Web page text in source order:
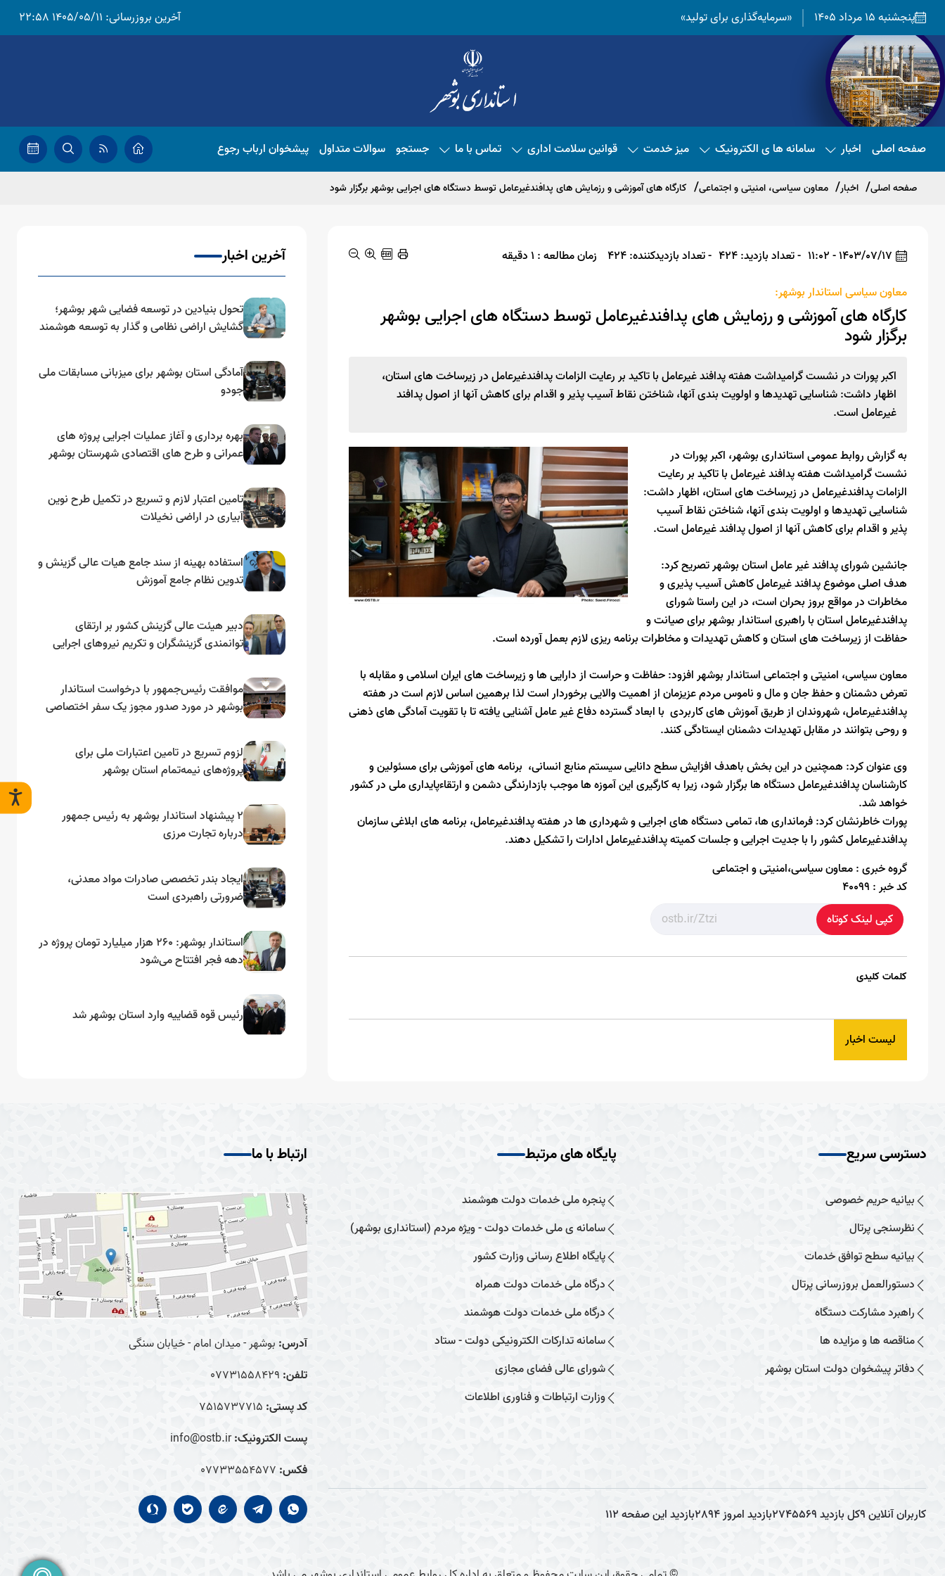
پنجشنبه 15 مرداد 1405 «سرمایه‌گذاری برای تولید» آخرین بروزرسانی: 1405/05/11 22:58
صفحه اصلی اخبار سامانه ها ی الکترونیک میز خدمت قوانین سلامت اداری تماس با ما جستجو سوالات متداول پیشخوان ارباب رجوع
صفحه اصلی اخبار معاون سیاسی، امنیتی و اجتماعی کارگاه های آموزشی و رزمایش های پدافندغیرعامل توسط دستگاه های اجرایی بوشهر برگزار شود
1403/07/17 - 11:02 - تعداد بازدید: 424 - تعداد بازدیدکننده: 424
زمان مطالعه : 1 دقیقه
معاون سیاسی استاندار بوشهر:
کارگاه های آموزشی و رزمایش های پدافندغیرعامل توسط دستگاه های اجرایی بوشهر
برگزار شود
اکبر پورات در نشست گرامیداشت هفته پدافند غیرعامل با تاکید بر رعایت الزامات پدافندغیرعامل در زیرساخت های استان،
اظهار داشت: شناسایی تهدیدها و اولویت بندی آنها، شناختن نقاط آسیب پذیر و اقدام برای کاهش آنها از اصول پدافند
غیرعامل است.
به گزارش روابط عمومی استانداری بوشهر، اکبر پورات در
نشست گرامیداشت هفته پدافند غیرعامل با تاکید بر رعایت
الزامات پدافندغیرعامل در زیرساخت های استان، اظهار داشت:
شناسایی تهدیدها و اولویت بندی آنها، شناختن نقاط آسیب
پذیر و اقدام برای کاهش آنها از اصول پدافند غیرعامل است.
جانشین شورای پدافند غیر عامل استان بوشهر تصریح کرد:
هدف اصلی موضوع پدافند غیرعامل کاهش آسیب پذیری و
مخاطرات در مواقع بروز بحران است، در این راستا شورای
پدافندغیرعامل استان با راهبری استاندار بوشهر برای صیانت و
حفاظت از زیرساخت های استان و کاهش تهدیدات و مخاطرات برنامه ریزی لازم بعمل آورده است.
معاون سیاسی، امنیتی و اجتماعی استاندار بوشهر افزود: حفاظت و حراست از دارایی ها و زیرساخت های ایران اسلامی و مقابله با
تعرض دشمنان و حفظ جان و مال و ناموس مردم عزیزمان از اهمیت والایی برخوردار است لذا برهمین اساس لازم است در هفته
پدافندغیرعامل، شهروندان از طریق آموزش های کاربردی با ابعاد گسترده دفاع غیر عامل آشنایی یافته تا با تقویت آمادگی های ذهنی
و روحی بتوانند در مقابل تهدیدات دشمنان ایستادگی کنند.
وی عنوان کرد: همچنین در این بخش باهدف افزایش سطح دانایی سیستم منابع انسانی، برنامه های آموزشی برای مسئولین و
کارشناسان پدافندغیرعامل دستگاه ها برگزار شود، زیرا به کارگیری این آموزه ها موجب بازدارندگی دشمن و ارتقاءپایداری ملی در کشور
خواهد شد.
پورات خاطرنشان کرد: فرمانداری ها، تمامی دستگاه های اجرایی و شهرداری ها در هفته پدافندغیرعامل، برنامه های ابلاغی سازمان
پدافندغیرعامل کشور را با جدیت اجرایی و جلسات کمیته پدافندغیرعامل ادارات را تشکیل دهند.
گروه خبری :معاون سیاسی،امنیتی و اجتماعی
کد خبر : 40099
کپی لینک کوتاه
کلمات کلیدی
لیست اخبار
آخرین اخبار
تحول بنیادین در توسعه فضایی شهر بوشهر؛
گشایش اراضی نظامی و گذار به توسعه هوشمند
آمادگی استان بوشهر برای میزبانی مسابقات ملی
جودو
بهره برداری و آغاز عملیات اجرایی پروژه های
عمرانی و طرح های اقتصادی شهرستان بوشهر
تامین اعتبار لازم و تسریع در تکمیل طرح نوین
آبیاری در اراضی نخیلات
استفاده بهینه از سند جامع هیات عالی گزینش و‌
تدوین نظام جامع آموزش
دبیر هیئت عالی گزینش کشور بر ارتقای
توانمندی گزینشگران و تکریم نیروهای اجرایی
موافقت رئیس‌جمهور با درخواست استاندار
بوشهر در مورد صدور مجوز یک سفر اختصاصی
لزوم تسریع در تامین اعتبارات ملی برای
پروژه‌های نیمه‌تمام استان بوشهر
۲ پیشنهاد استاندار بوشهر به رئیس جمهور
درباره تجارت مرزی
ایجاد بندر تخصصی صادرات مواد معدنی،
ضرورتی راهبردی است
استاندار بوشهر: ۲۶۰ هزار میلیارد تومان پروژه در
دهه فجر افتتاح می‌شود
رئیس قوه قضاییه وارد استان بوشهر شد
دسترسی سریع
بیانیه حریم خصوصی
نظرسنجی پرتال
بیانیه سطح توافق خدمات
دستورالعمل بروزرسانی پرتال
راهبرد مشارکت دستگاه
مناقصه ها و مزایده ها
دفاتر پیشخوان دولت استان بوشهر
پایگاه های مرتبط
پنجره ملی خدمات دولت هوشمند
سامانه ی ملی خدمات دولت - ویژه مردم (استانداری بوشهر)
پایگاه اطلاع رسانی وزارت کشور
درگاه ملی خدمات دولت همراه
درگاه ملی خدمات دولت هوشمند
سامانه تدارکات الکترونیکی دولت - ستاد
شورای عالی فضای مجازی
وزارت ارتباطات و فناوری اطلاعات
ارتباط با ما
آدرس: بوشهر - میدان امام - خیابان سنگی
تلفن: 07731558429
کد پستی: 7515737715
پست الکترونیک:info@ostb.ir
فکس: 07733554577
کاربران آنلاین9کل بازدید2745569بازدید امروز2894بازدید این صفحه112